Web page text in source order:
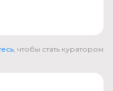
, чтобы стать куратором